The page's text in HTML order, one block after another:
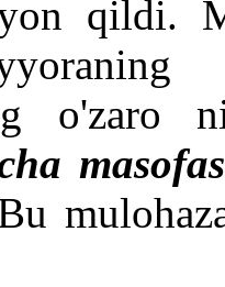
qildi.
o'zaro